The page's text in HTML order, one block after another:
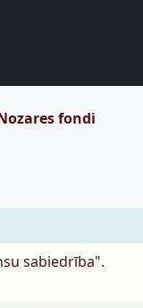
fondi
sabiedrība".